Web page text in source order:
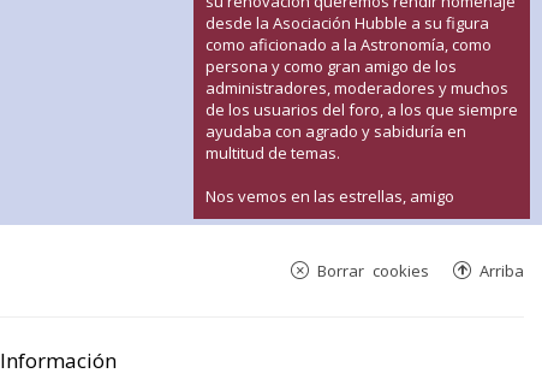
desde la Asociación Hubble a su figura
como aficionado a la Astronomía, como
persona y como gran amigo de los
administradores, moderadores y muchos
de los usuarios del foro, a los que siempre
ayudaba con agrado y sabiduría en
multitud de temas.
Nos vemos en las estrellas, amigo
Arriba
Borrar cookies
Información